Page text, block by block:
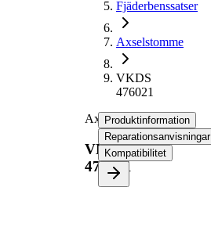
Fjäderbenssatser
Axselstomme
VKDS
476021
Axselstomme
VKDS
476021
Produktinformation
Reparationsanvisningar
Kompatibilitet